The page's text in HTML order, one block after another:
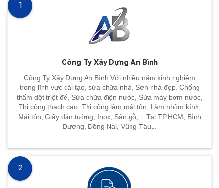
Công Ty Xây Dựng An Bình
Công Ty Xây Dựng An Bình Với nhiều năm kinh nghiệm
trong lĩnh vực cải tạo, sửa chữa nhà, Sơn nhà đẹp. Chống
thấm dột triệt để, Sửa chữa điện nước, Sửa máy bơm nước,
Thi công thạch cao. Thi công làm mái tôn, Làm nhôm kính,
Mái tôn, Giấy dán tường, Inox, Sàn gỗ,... Tại TP.HCM, Bình
Dương, Đồng Nai, Vũng Tàu,..
1
2